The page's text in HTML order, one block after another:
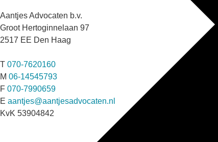
Aantjes Advocaten b.v.
Groot Hertoginnelaan 97
2517 EE Den Haag
T 070-7620160
M 06-14545793
F 070-7990659
E aantjes@aantjesadvocaten.nl
KvK 53904842